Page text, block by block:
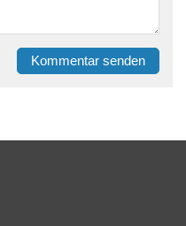
Kommentar senden